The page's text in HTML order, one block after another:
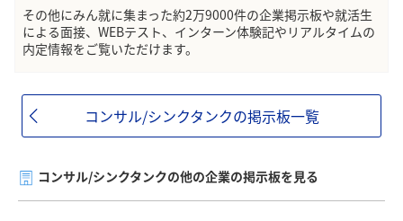
その他にみん就に集まった約2万9000件の企業掲示板や就活生
による面接、WEBテスト、インターン体験記やリアルタイムの
内定情報をご覧いただけます。
コンサル/シンクタンクの掲示板一覧
コンサル/シンクタンクの他の企業の掲示板を見る